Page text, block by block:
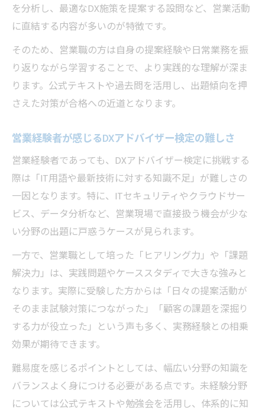
を分析し、最適なDX施策を提案する設問など、営業活動
に直結する内容が多いのが特徴です。
そのため、営業職の方は自身の提案経験や日常業務を振
り返りながら学習することで、より実践的な理解が深ま
ります。公式テキストや過去問を活用し、出題傾向を押
さえた対策が合格への近道となります。
営業経験者が感じるDXアドバイザー検定の難しさ
営業経験者であっても、DXアドバイザー検定に挑戦する
際は「IT用語や最新技術に対する知識不足」が難しさの
一因となります。特に、ITセキュリティやクラウドサー
ビス、データ分析など、営業現場で直接扱う機会が少な
い分野の出題に戸惑うケースが見られます。
一方で、営業職として培った「ヒアリング力」や「課題
解決力」は、実践問題やケーススタディで大きな強みと
なります。実際に受験した方からは「日々の提案活動が
そのまま試験対策につながった」「顧客の課題を深掘り
する力が役立った」という声も多く、実務経験との相乗
効果が期待できます。
難易度を感じるポイントとしては、幅広い分野の知識を
バランスよく身につける必要がある点です。未経験分野
については公式テキストや勉強会を活用し、体系的に知